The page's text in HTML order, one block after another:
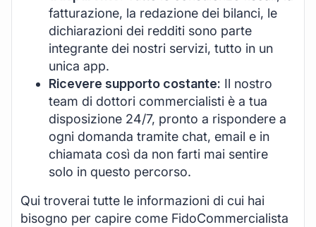
fatturazione, la redazione dei bilanci, le
dichiarazioni dei redditi sono parte
integrante dei nostri servizi, tutto in un
unica app.
Ricevere supporto costante: Il nostro
team di dottori commercialisti è a tua
disposizione 24/7, pronto a rispondere a
ogni domanda tramite chat, email e in
chiamata così da non farti mai sentire
solo in questo percorso.
Qui troverai tutte le informazioni di cui hai
bisogno per capire come FidoCommercialista